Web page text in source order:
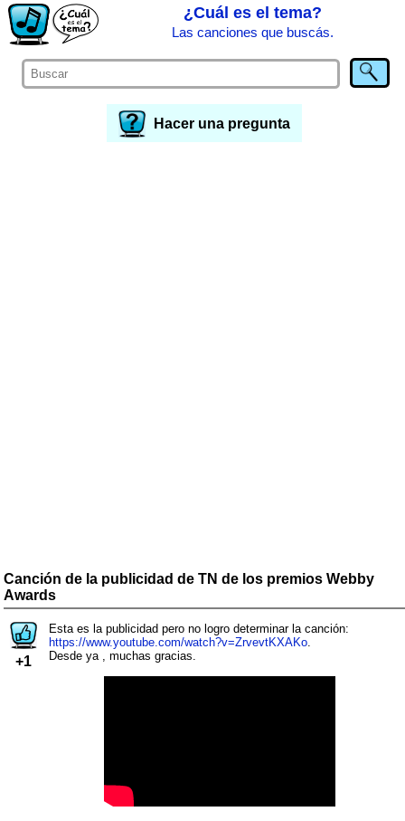
¿Cuál es el tema?
Las canciones que buscás.
Hacer una pregunta
Canción de la publicidad de TN de los premios Webby
Awards
+1
Esta es la publicidad pero no logro determinar la canción:
https://www.youtube.com/watch?v=ZrvevtKXAKo
Desde ya , muchas gracias.